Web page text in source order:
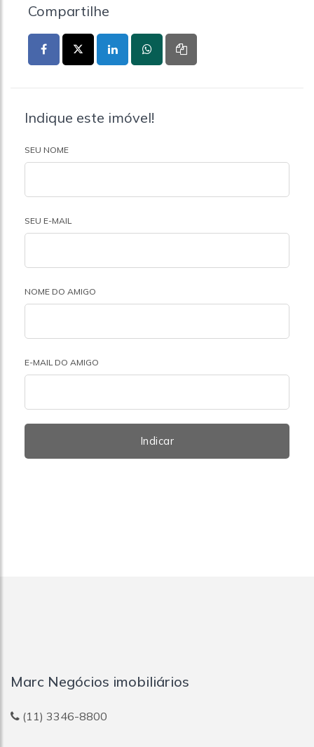
Compartilhe
Indique este imóvel!
SEU NOME
SEU E-MAIL
NOME DO AMIGO
E-MAIL DO AMIGO
Indicar
Marc Negócios imobiliários
(11) 3346-8800